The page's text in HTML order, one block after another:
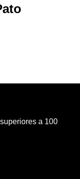
a 100